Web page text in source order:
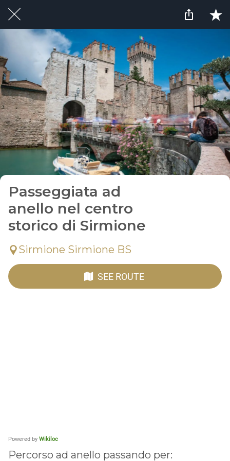
Passeggiata ad
anello nel centro
storico di Sirmione
Sirmione Sirmione BS
SEE ROUTE
Powered by Wikiloc
Percorso ad anello passando per: